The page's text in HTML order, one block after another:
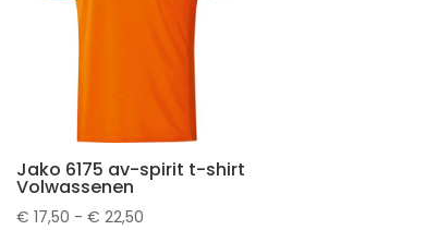
Jako 6175 av-spirit t-shirt
Volwassenen
€ 17,50 - € 22,50